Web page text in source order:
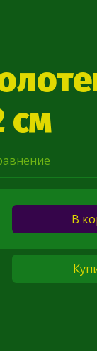
см
В